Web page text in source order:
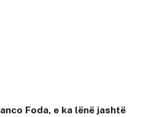
Foda, e ka lënë jashtë